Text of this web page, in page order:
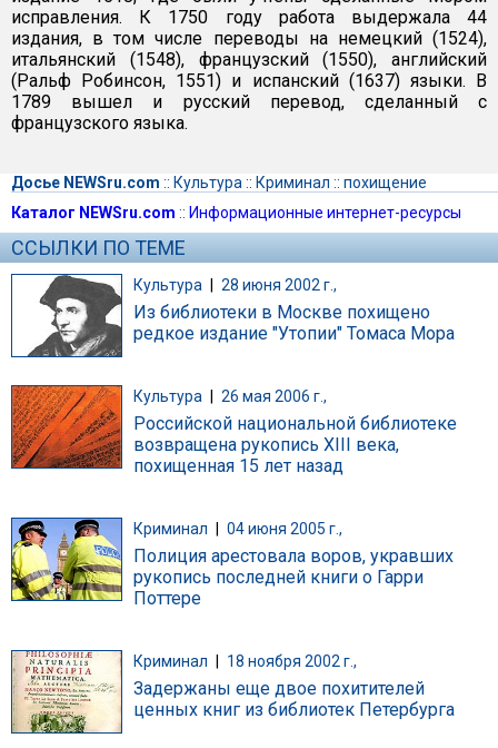
исправления. К 1750 году работа выдержала 44
издания, в том числе переводы на немецкий (1524),
итальянский (1548), французский (1550), английский
(Ральф Робинсон, 1551) и испанский (1637) языки. В
1789 вышел и русский перевод, сделанный с
французского языка.
Досье NEWSru.com :: Культура :: Криминал :: похищение
Каталог NEWSru.com :: Информационные интернет-ресурсы
ССЫЛКИ ПО ТЕМЕ
Культура | 28 июня 2002 г.,
Из библиотеки в Москве похищено
редкое издание "Утопии" Томаса Мора
Культура 26 мая 2006 г.,
Российской национальной библиотеке
возвращена рукопись XIII века,
похищенная 15 лет назад
Криминал 04 июня 2005 г.,
Полиция арестовала воров, укравших
рукопись последней книги о Гарри
Поттере
Криминал 18 ноября 2002 г.,
Задержаны еще двое похитителей
ценных книг из библиотек Петербурга